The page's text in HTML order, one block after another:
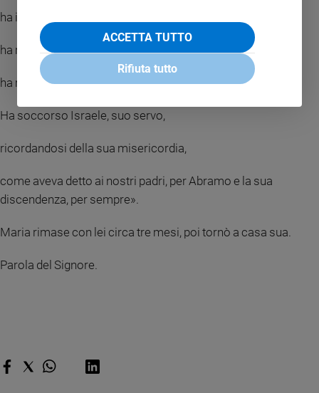
ha innalzato gli umili;
ha ricolmato di beni gli affamati,
ha rimandato i ricchi a mani vuote.
Ha soccorso Israele, suo servo,
ricordandosi della sua misericordia,
come aveva detto ai nostri padri, per Abramo e la sua
discendenza, per sempre».
Maria rimase con lei circa tre mesi, poi tornò a casa sua.
Parola del Signore.
ACCETTA TUTTO
Rifiuta tutto